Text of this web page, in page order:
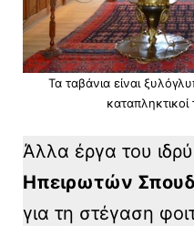
Τα ταβάνια είναι
Άλλα έργα του
Ηπειρωτών
για τη στέγαση